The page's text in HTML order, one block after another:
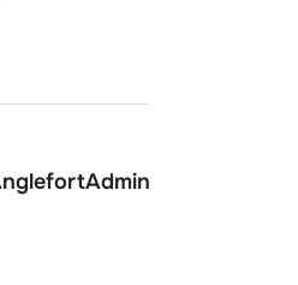
LA PUBLICATION